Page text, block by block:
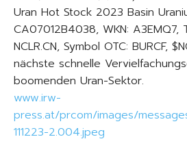
Uran Hot Stock 2023 Basin
CA07012B4038, WKN: A3EMQ7,
NCLR.CN, Symbol OTC: BURCF,
nächste schnelle
boomenden Uran-Sektor.
www.irw-
press.at/prcom/images/
111223-2.004.jpeg